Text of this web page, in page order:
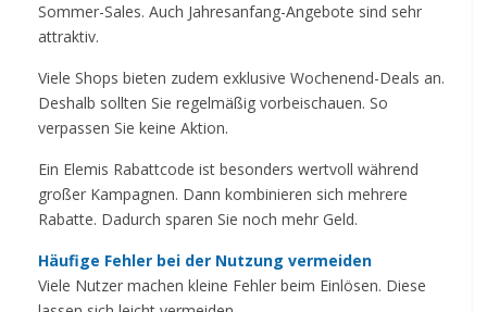
Sommer-Sales. Auch Jahresanfang-Angebote sind sehr
attraktiv.
Viele Shops bieten zudem exklusive Wochenend-Deals an.
Deshalb sollten Sie regelmäßig vorbeischauen. So
verpassen Sie keine Aktion.
Ein Elemis Rabattcode ist besonders wertvoll während
großer Kampagnen. Dann kombinieren sich mehrere
Rabatte. Dadurch sparen Sie noch mehr Geld.
Häufige Fehler bei der Nutzung vermeiden
Viele Nutzer machen kleine Fehler beim Einlösen. Diese